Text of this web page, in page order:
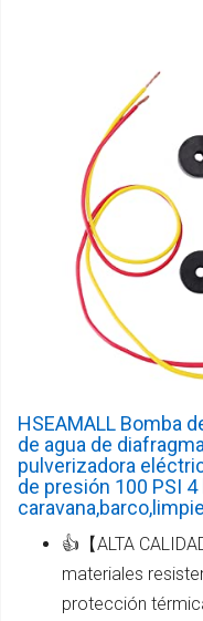
HSEAMALL Bomba
de agua de
pulverizadora
de presión 100 PSI
👍【ALTA
materiales
protección